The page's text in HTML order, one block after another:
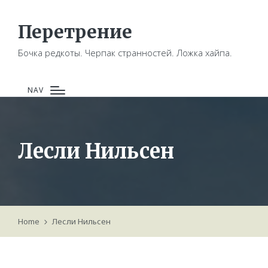
Перетрение
Бочка редкоты. Черпак странностей. Ложка хайпа.
NAV
Лесли Нильсен
Home Лесли Нильсен